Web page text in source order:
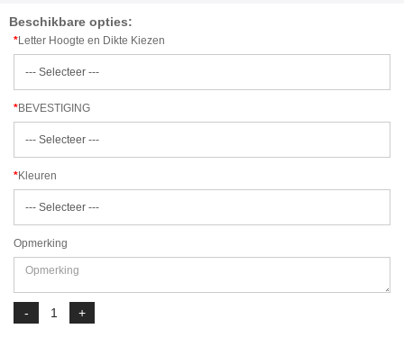
Beschikbare opties:
Letter Hoogte en Dikte Kiezen
BEVESTIGING
Kleuren
Opmerking